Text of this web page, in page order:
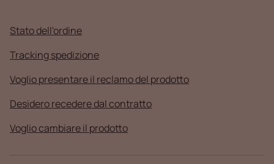
Stato dell'ordine
Tracking spedizione
Voglio presentare il reclamo del prodotto
Desidero recedere dal contratto
Voglio cambiare il prodotto